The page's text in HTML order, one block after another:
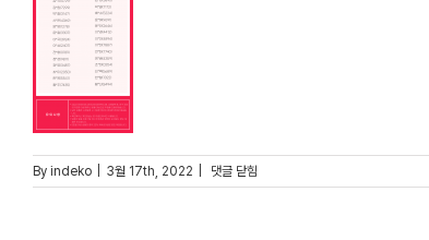
By indeko 3월 17th, 2022 KakaoTalk_20220316_153141385_01
댓글 닫힘